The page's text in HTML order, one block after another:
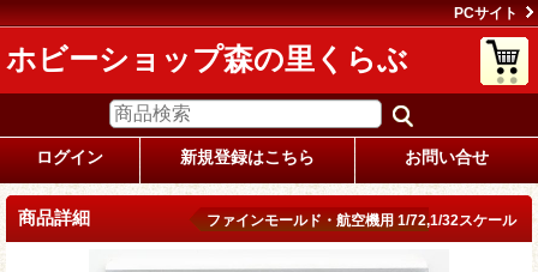
PCサイト
ホビーショップ森の里くらぶ
ログイン 新規登録はこちら お問い合せ
商品詳細 ファインモールド・航空機用 1/72,1/32スケール